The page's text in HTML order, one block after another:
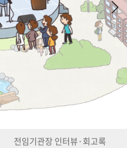
정박물 영상 기록물
주년 광장
전임기관장 인터뷰·회고록